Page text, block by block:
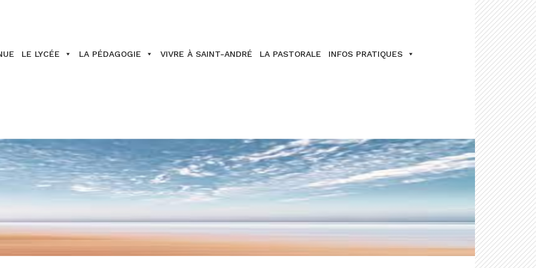
LE LYCÉE LA PÉDAGOGIE VIVRE À SAINT-ANDRÉ LA PASTORALE INFOS PRATIQUES